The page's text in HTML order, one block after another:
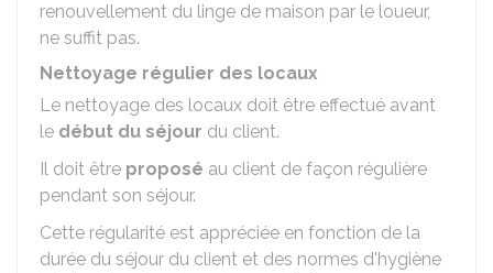
renouvellement du linge de maison par le loueur,
ne suffit pas.
Nettoyage régulier des locaux
Le nettoyage des locaux doit être effectué avant
le début du séjour du client.
Il doit être proposé au client de façon régulière
pendant son séjour.
Cette régularité est appréciée en fonction de la
durée du séjour du client et des normes d'hygiène